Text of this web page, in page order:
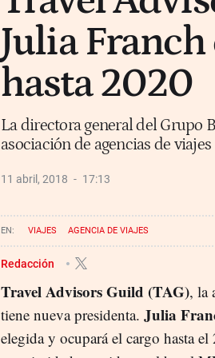
Julia
hasta 2020
La directora general del Grupo
asociación de agencias de
11 abril, 2018 17:13
VIAJES AGENCIA DE VIAJES
Redacción
Travel Advisors Guild (TAG), la
tiene nueva presidenta. Julia
elegida y ocupará el cargo hasta